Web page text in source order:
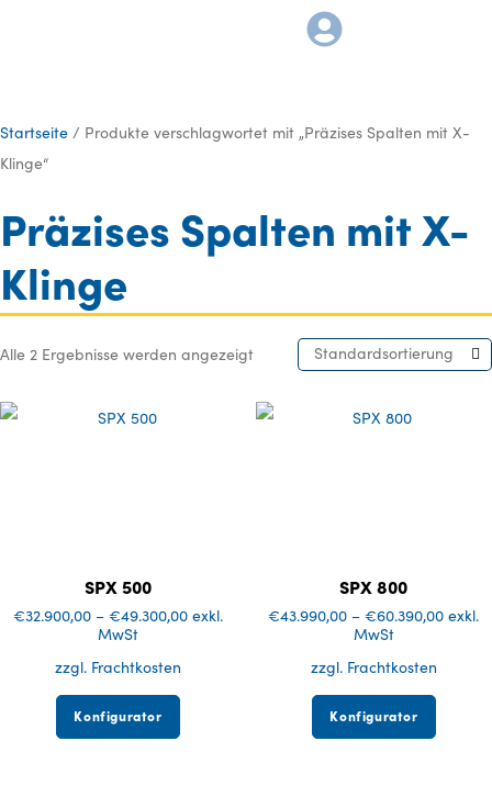
Startseite / Produkte verschlagwortet mit „Präzises Spalten mit X-
Klinge“
Präzises Spalten mit X-
Klinge
Alle 2 Ergebnisse werden angezeigt Standardsortierung
SPX 500
€32.900,00 –€49.300,00 exkl.
MwSt
zzgl. Frachtkosten
Konfigurator
SPX 800
€43.990,00 –€60.390,00 exkl.
MwSt
zzgl. Frachtkosten
Konfigurator